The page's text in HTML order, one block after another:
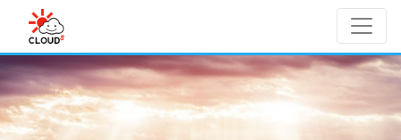
Skip to main content